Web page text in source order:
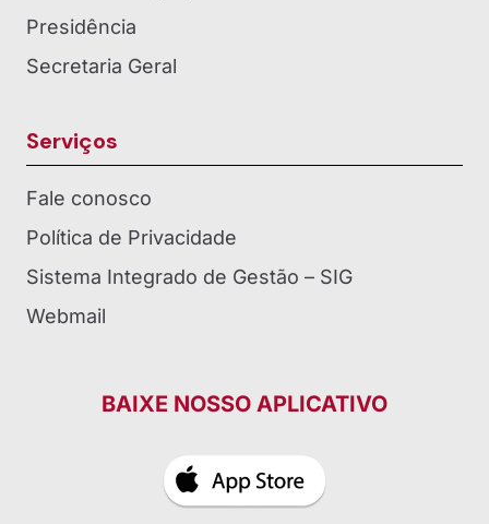
Presidência
Secretaria Geral
Serviços
Fale conosco
Política de Privacidade
Sistema Integrado de Gestão – SIG
Webmail
BAIXE NOSSO APLICATIVO